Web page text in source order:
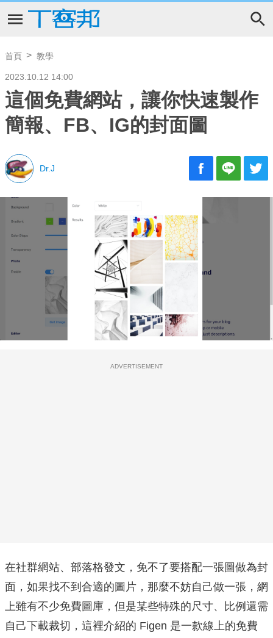
首頁 教學
2023.10.12 14:00
這個免費網站，讓你快速製作
簡報、FB、IG的封面圖
Dr.J
ADVERTISEMENT
在社群網站、部落格發文，免不了要搭配一張圖做為封
面，如果找不到合適的圖片，那麼不妨自己做一張，網
上雖有不少免費圖庫，但是某些特殊的尺寸、比例還需
自己下載裁切，這裡介紹的 Figen 是一款線上的免費